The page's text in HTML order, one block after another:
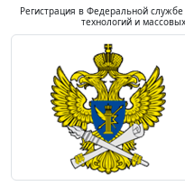
Регистрация в Федеральной
технологий и